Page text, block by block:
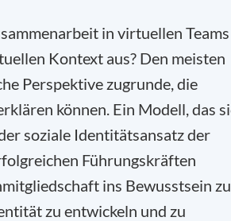
in virtuellen Teams
Kontext aus? Den meisten
Perspektive zugrunde, die
können. Ein Modell, das
soziale Identitätsansatz der
Führungskräften
ins Bewusstsein zu
zu entwickeln und zu